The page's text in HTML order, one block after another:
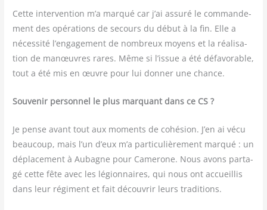
Cette inter­ven­tion m’a mar­qué car j’ai assu­ré le com­man­de­
ment des opé­ra­tions de secours du début à la fin. Elle a
néces­si­té l’engagement de nom­breux moyens et la réa­li­sa­
tion de manœuvres rares. Même si l’issue a été défa­vo­rable,
tout a été mis en œuvre pour lui don­ner une chance.
Sou­ve­nir per­son­nel le plus mar­quant dans ce CS ?
Je pense avant tout aux moments de cohé­sion. J’en ai vécu
beau­coup, mais l’un d’eux m’a par­ti­cu­liè­re­ment mar­qué : un
dépla­ce­ment à Aubagne pour Came­rone. Nous avons par­ta­
gé cette fête avec les légion­naires, qui nous ont accueillis
dans leur régi­ment et fait décou­vrir leurs traditions.